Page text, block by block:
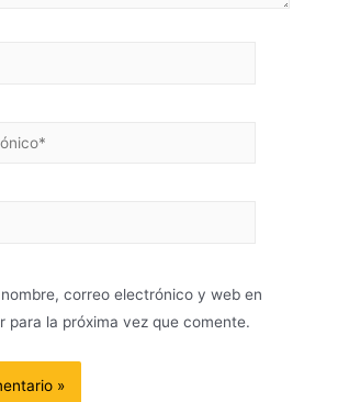
correo electrónico y web en
para la próxima vez que comente.